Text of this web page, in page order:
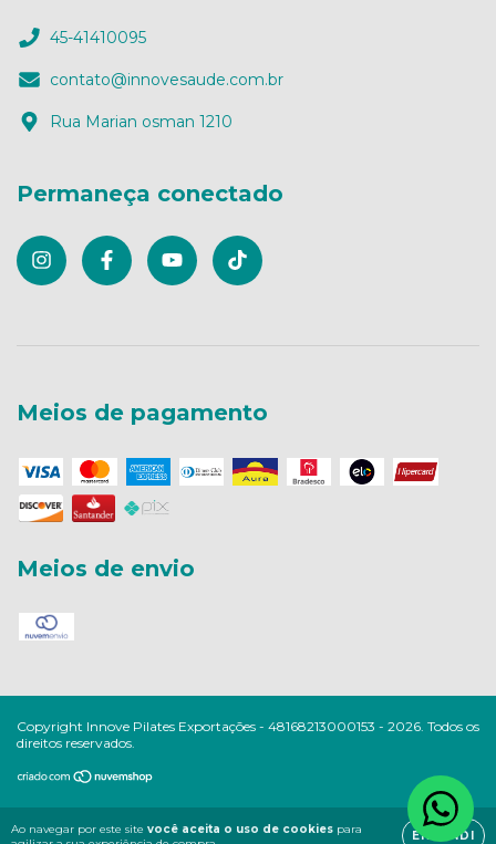
Ao navegar por este site você aceita o uso de cookies para
ENTENDI
45-41410095
contato@innovesaude.com.br
Rua Marian osman 1210
Permaneça conectado
Meios de pagamento
Meios de envio
Copyright Innove Pilates Exportações - 48168213000153 - 2026. Todos os
direitos reservados.